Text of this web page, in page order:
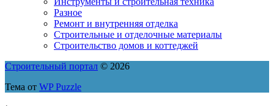
Разное
Ремонт и внутренняя отделка
Строительные и отделочные материалы
Строительство домов и коттеджей
Строительный портал © 2026
Тема от WP Puzzle